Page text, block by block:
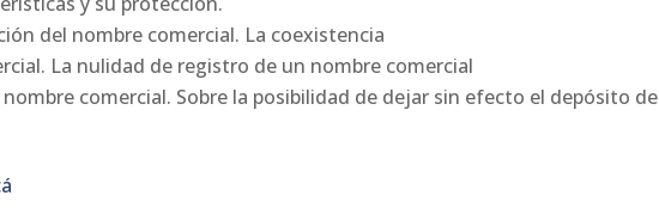
del nombre comercial. La coexistencia
La nulidad de registro de un nombre comercial
comercial. Sobre la posibilidad de dejar sin efecto el depósito de